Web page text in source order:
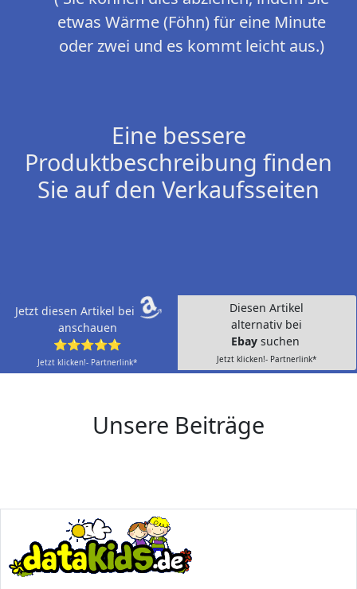
etwas Wärme (Föhn) für eine Minute
oder zwei und es kommt leicht aus.)
Eine bessere
Produktbeschreibung finden
Sie auf den Verkaufsseiten
Jetzt diesen Artikel bei
anschauen
⭐⭐⭐⭐⭐
Jetzt klicken!- Partnerlink*
Diesen Artikel
alternativ bei
Ebay suchen
Jetzt klicken!- Partnerlink*
Unsere Beiträge